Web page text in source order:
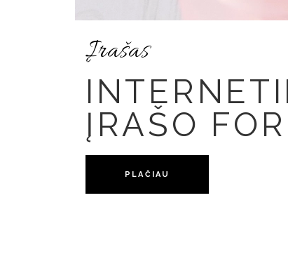
Įrašas
ĮRAŠO
PLAČIAU